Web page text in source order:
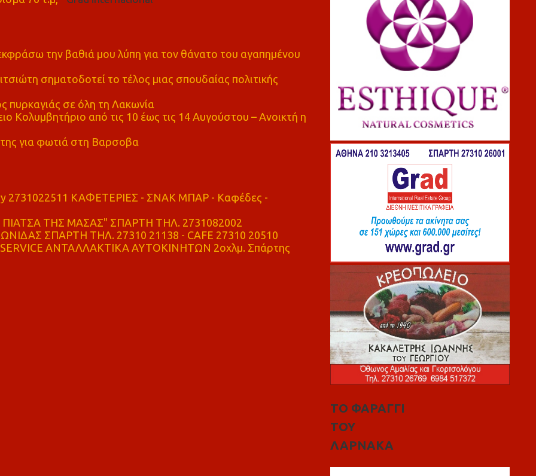
την βαθιά μου λύπη για τον θάνατο του αγαπημένου
σηματοδοτεί το τέλος μιας σπουδαίας πολιτικής
πυρκαγιάς σε όλη τη Λακωνία
Κολυμβητήριο από τις 10 έως τις 14 Αυγούστου – Ανοικτή η
για φωτιά στη Βαρσοβα
2731022511 ΚΑΦΕΤΕΡΙΕΣ - ΣΝΑΚ ΜΠΑΡ - Καφέδες -
ΤΗΣ ΜΑΣΑΣ" ΣΠΑΡΤΗ ΤΗΛ. 2731082002
ΣΠΑΡΤΗ ΤΗΛ. 27310 21138 - CAFE 27310 20510
ΑΝΤΑΛΛΑΚΤΙΚΑ ΑΥΤΟΚΙΝΗΤΩΝ 2οχλμ. Σπάρτης
ΤΟ ΦΑΡΑΓΓΙ
ΤΟΥ
ΛΑΡΝΑΚΑ